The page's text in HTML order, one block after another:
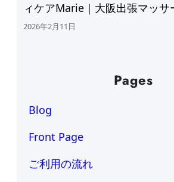
ィケアMarie｜大阪出張マッサ
2026年2月11日
Pages
Blog
Front Page
ご利用の流れ